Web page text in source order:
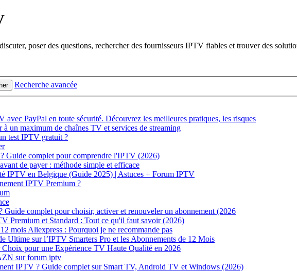
poser des questions, rechercher des fournisseurs IPTV fiables et trouver des
Recherche avancée
avec PayPal en toute sécurité. Découvrez les meilleures pratiques, les risques
à un maximum de chaînes TV et services de streaming
test IPTV gratuit ?
Guide complet pour comprendre l'IPTV (2026)
de payer : méthode simple et efficace
IPTV en Belgique (Guide 2025) | Astuces + Forum IPTV
IPTV Premium ?
Guide complet pour choisir, activer et renouveler un abonnement (2026
Premium et Standard : Tout ce qu'il faut savoir (2026)
mois Aliexpress : Pourquoi je ne recommande pas
Ultime sur l’IPTV Smarters Pro et les Abonnements de 12 Mois
pour une Expérience TV Haute Qualité en 2026
sur forum iptv
IPTV ? Guide complet sur Smart TV, Android TV et Windows (2026)